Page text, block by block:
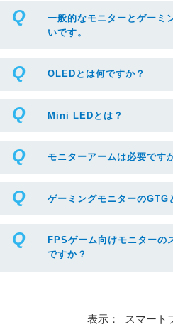
一般的なモニターとゲーミ
いです。
OLEDとは何ですか？
Mini LEDとは？
モニターアームは必要です
ゲーミングモニターのGTG
FPSゲーム向けモニターの
ですか？
表示： スマート